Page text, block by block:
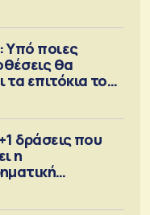
Υπό ποιες
θα
τα επιτόκια τον
δράσεις που
η